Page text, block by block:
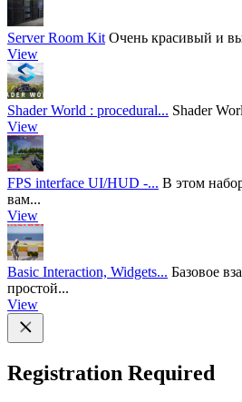
Server Room Kit Очень красивый и
View
Shader World : procedural... Shader
View
FPS interface UI/HUD -... В этом
вам...
View
Basic Interaction, Widgets... Базовое
простой...
View
Registration Required